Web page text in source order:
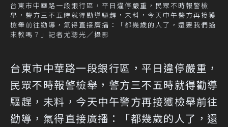
台東市中華路一段銀行區，平日違停嚴重，民眾不時報警檢
舉，警方三不五時就得勸導驅趕，未料，今天中午警方再接獲
檢舉前往勸導，氣得直接廣播：「都幾歲的人了，還要我們過
來教嗎？」記者尤聰光／攝影
台東市中華路一段銀行區，平日違停嚴重，
民眾不時報警檢舉，警方三不五時就得勸導
驅趕，未料，今天中午警方再接獲檢舉前往
勸導，氣得直接廣播：「都幾歲的人了，還